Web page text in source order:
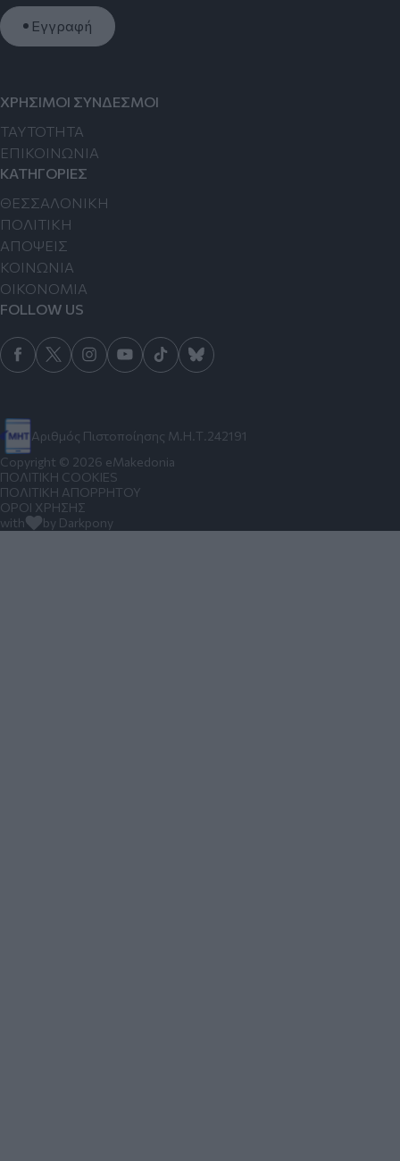
Εγγραφή
Αριθμός Πιστοποίησης Μ.Η.Τ.242191
ΧΡΗΣΙΜΟΙ ΣΥΝΔΕΣΜΟΙ
TAYTOTHTA
ΕΠΙΚΟΙΝΩΝΙΑ
ΚΑΤΗΓΟΡΙΕΣ
ΘΕΣΣΑΛΟΝΙΚΗ
ΠΟΛΙΤΙΚΗ
ΑΠΟΨΕΙΣ
ΚΟΙΝΩΝΙΑ
ΟΙΚΟΝΟΜΙΑ
FOLLOW US
Copyright © 2026 eMakedonia
ΠΟΛΙΤΙΚΗ COOKIES
ΠΟΛΙΤΙΚΗ ΑΠΟΡΡΗΤΟΥ
ΟΡΟΙ ΧΡΗΣΗΣ
with
by Darkpony